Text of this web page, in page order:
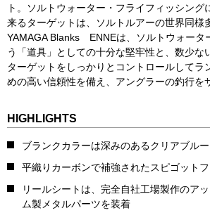
ト。ソルトウォーター・フライフィッシング
来るターゲットは、ソルトルアーの世界同様
YAMAGA Blanks ENNEは、ソルトウォータ
う「道具」としての十分な堅牢性と、数少な
ターゲットをしっかりとコントロールしてラ
めの高い信頼性を備え、アングラーの釣行を
HIGHLIGHTS
ブランクカラーは深みのあるクリアブルー
平織りカーボンで補強されたスピゴット
リールシートは、完全自社工場製作のア
ム製メタルパーツを装着